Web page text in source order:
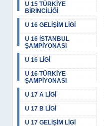
U 15 TÜRKİYE
BİRİNCİLİĞİ
U 16 GELİŞİM LİGİ
U 16 İSTANBUL
ŞAMPİYONASI
U 16 LİGİ
U 16 TÜRKİYE
ŞAMPİYONASI
U 17 A LİGİ
U 17 B LİGİ
U 17 GELİŞİM LİGİ